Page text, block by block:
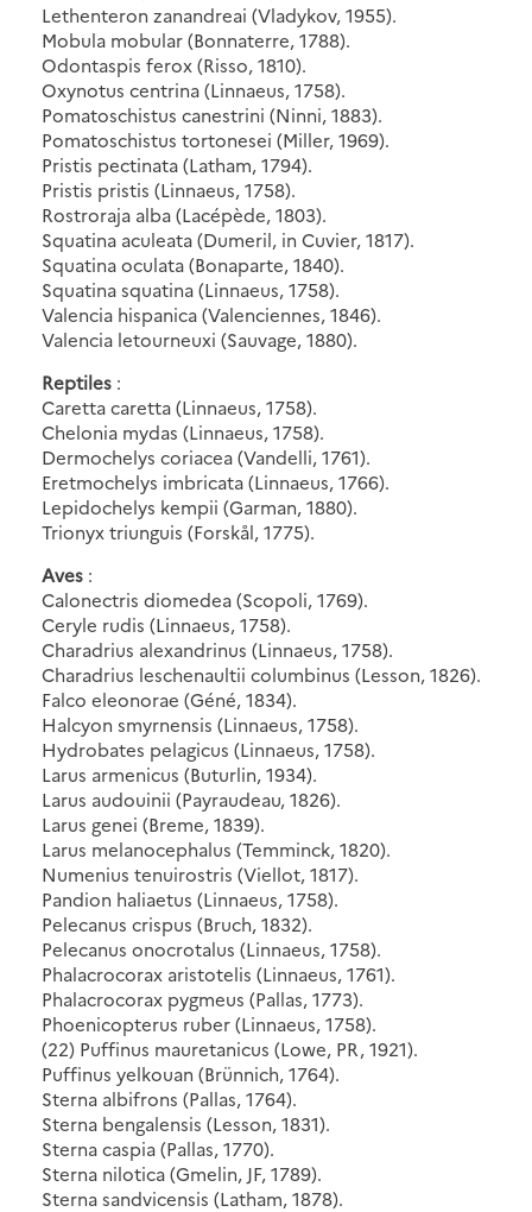
Lethenteron zanandreai (Vladykov, 1955).
Mobula mobular (Bonnaterre, 1788).
Odontaspis ferox (Risso, 1810).
Oxynotus centrina (Linnaeus, 1758).
Pomatoschistus canestrini (Ninni, 1883).
Pomatoschistus tortonesei (Miller, 1969).
Pristis pectinata (Latham, 1794).
Pristis pristis (Linnaeus, 1758).
Rostroraja alba (Lacépède, 1803).
Squatina aculeata (Dumeril, in Cuvier, 1817).
Squatina oculata (Bonaparte, 1840).
Squatina squatina (Linnaeus, 1758).
Valencia hispanica (Valenciennes, 1846).
Valencia letourneuxi (Sauvage, 1880).
Reptiles :
Caretta caretta (Linnaeus, 1758).
Chelonia mydas (Linnaeus, 1758).
Dermochelys coriacea (Vandelli, 1761).
Eretmochelys imbricata (Linnaeus, 1766).
Lepidochelys kempii (Garman, 1880).
Trionyx triunguis (Forskål, 1775).
Aves :
Calonectris diomedea (Scopoli, 1769).
Ceryle rudis (Linnaeus, 1758).
Charadrius alexandrinus (Linnaeus, 1758).
Charadrius leschenaultii columbinus (Lesson, 1826).
Falco eleonorae (Géné, 1834).
Halcyon smyrnensis (Linnaeus, 1758).
Hydrobates pelagicus (Linnaeus, 1758).
Larus armenicus (Buturlin, 1934).
Larus audouinii (Payraudeau, 1826).
Larus genei (Breme, 1839).
Larus melanocephalus (Temminck, 1820).
Numenius tenuirostris (Viellot, 1817).
Pandion haliaetus (Linnaeus, 1758).
Pelecanus crispus (Bruch, 1832).
Pelecanus onocrotalus (Linnaeus, 1758).
Phalacrocorax aristotelis (Linnaeus, 1761).
Phalacrocorax pygmeus (Pallas, 1773).
Phoenicopterus ruber (Linnaeus, 1758).
(22) Puffinus mauretanicus (Lowe, PR, 1921).
Puffinus yelkouan (Brünnich, 1764).
Sterna albifrons (Pallas, 1764).
Sterna bengalensis (Lesson, 1831).
Sterna caspia (Pallas, 1770).
Sterna nilotica (Gmelin, JF, 1789).
Sterna sandvicensis (Latham, 1878).